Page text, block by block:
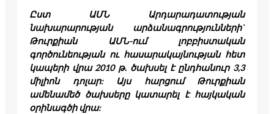
Ըստ ԱՄՆ Արդարադատության
նախարարության արձանագրությունների`
Թուրքիան ԱՄՆ-ում լոբբիստական
գործունեության ու հասարակայնության հետ
կապերի վրա 2010 թ. ծախսել է ընդհանուր 3,3
միլիոն դոլար: Այս հարցում Թուրքիան
ամենամեծ ծախսերը կատարել է հայկական
օրինագծի վրա: